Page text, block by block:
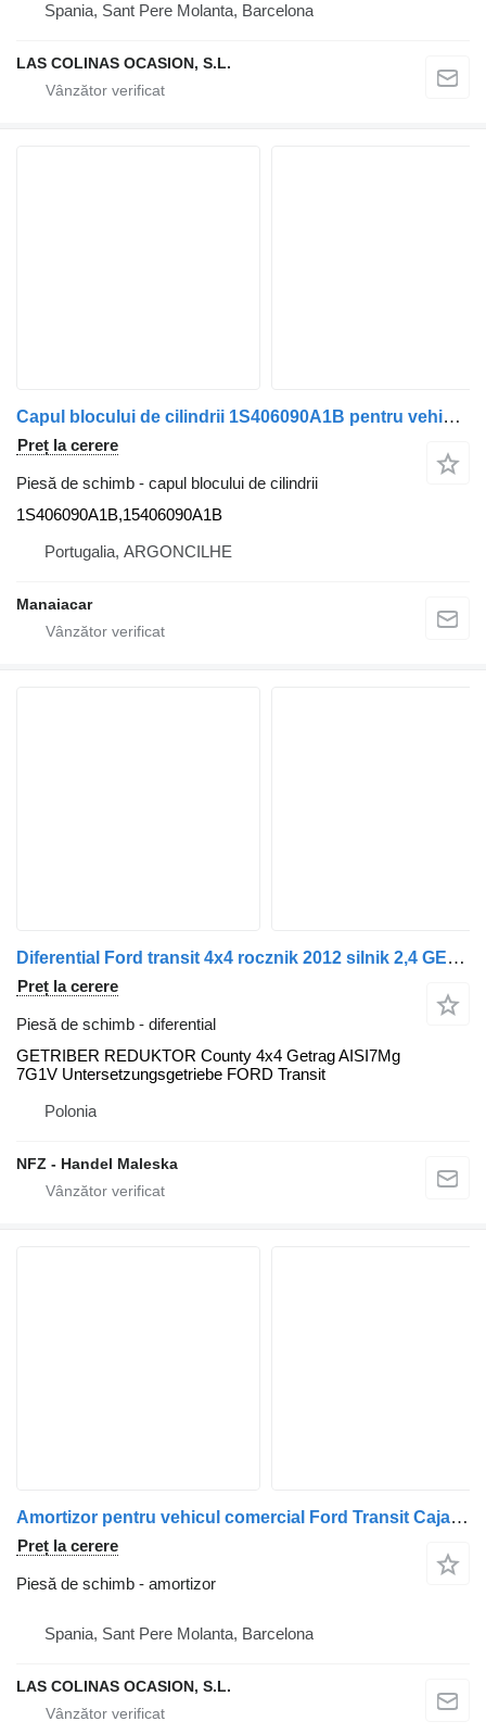
Spania, Sant Pere Molanta, Barcelona
LAS COLINAS OCASION, S.L.
Capul blocului de cilindrii 1S406090A1B pentru vehicul comercial Ford TRANSIT Caixa (FA_ _) | 00 - 06
Preț la cerere
Piesă de schimb - capul blocului de cilindrii
1S406090A1B,15406090A1B
Portugalia, ARGONCILHE
Manaiacar
Diferential Ford transit 4x4 rocznik 2012 silnik 2,4 GETRIBER pentru vehicul comercial Ford în bucăți
Preț la cerere
Piesă de schimb - diferential
GETRIBER REDUKTOR County 4x4 Getrag AISI7Mg
7G1V Untersetzungsgetriebe FORD Transit
Polonia
NFZ - Handel Maleska
Amortizor pentru vehicul comercial Ford Transit Caja Abierta (TT9)(2006->)
Preț la cerere
Piesă de schimb - amortizor
Spania, Sant Pere Molanta, Barcelona
LAS COLINAS OCASION, S.L.